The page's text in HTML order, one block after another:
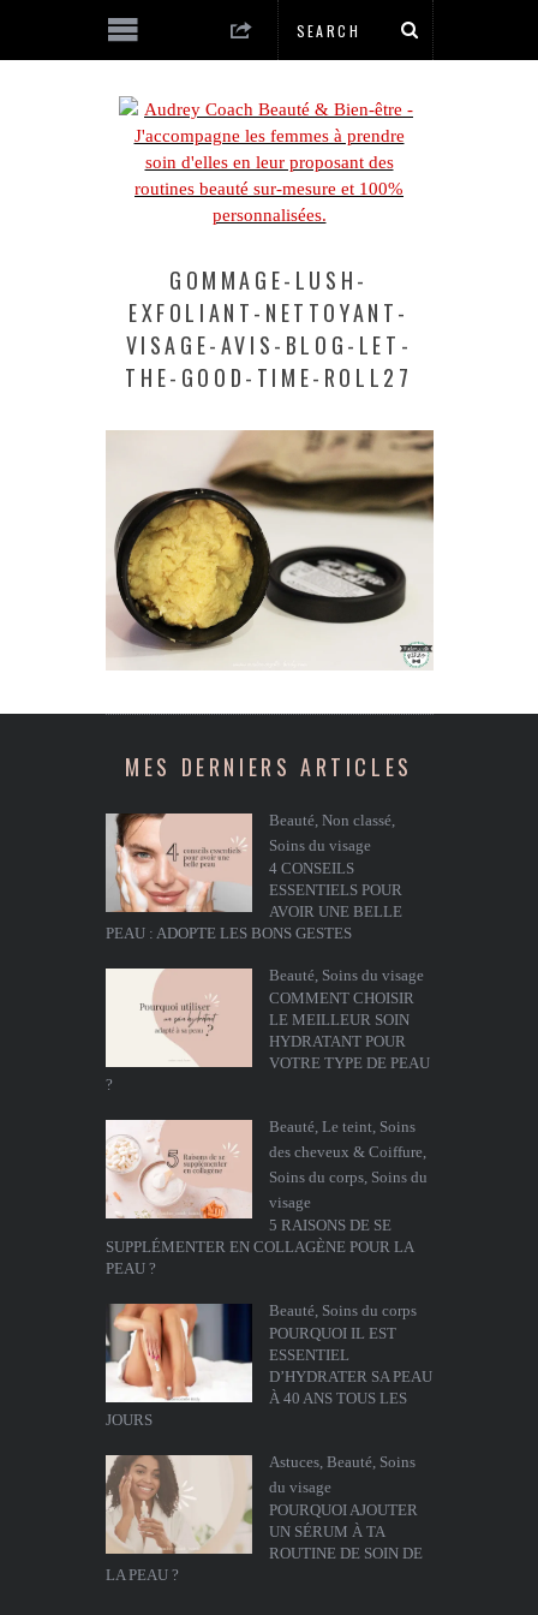
GOMMAGE-LUSH-
EXFOLIANT-NETTOYANT-
VISAGE-AVIS-BLOG-LET-
THE-GOOD-TIME-ROLL27
MES DERNIERS ARTICLES
Beauté, Non classé,
Soins du visage
4 CONSEILS
ESSENTIELS POUR
AVOIR UNE BELLE
PEAU : ADOPTE LES BONS GESTES
Beauté, Soins du visage
COMMENT CHOISIR
LE MEILLEUR SOIN
HYDRATANT POUR
VOTRE TYPE DE PEAU
?
Beauté, Le teint, Soins
des cheveux & Coiffure,
Soins du corps, Soins du
visage
5 RAISONS DE SE
SUPPLÉMENTER EN COLLAGÈNE POUR LA
PEAU ?
Beauté, Soins du corps
POURQUOI IL EST
ESSENTIEL
D’HYDRATER SA PEAU
À 40 ANS TOUS LES
JOURS
Astuces, Beauté, Soins
du visage
POURQUOI AJOUTER
UN SÉRUM À TA
ROUTINE DE SOIN DE
LA PEAU ?